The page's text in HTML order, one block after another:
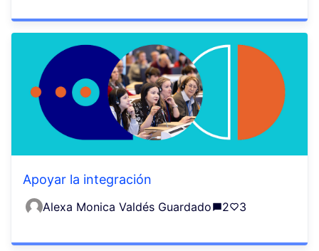
Apoyar la integración
Alexa Monica Valdés Guardado 2 3